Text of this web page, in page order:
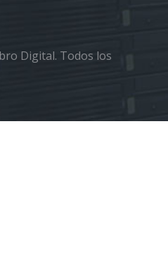
Digital. Todos los